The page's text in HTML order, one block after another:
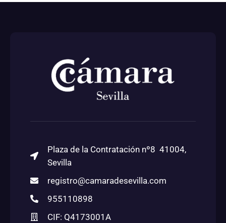
Plaza de la Contratación nº8 41004,
Sevilla
registro@camaradesevilla.com
955110898
CIF: Q4173001A